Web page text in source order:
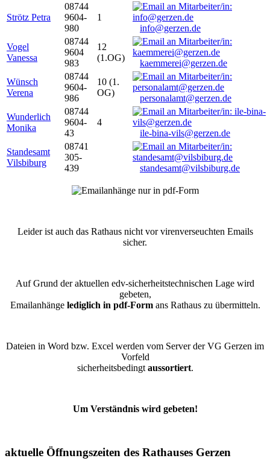
Strötz Petra
08744
9604-
980
1
info@gerzen.de
Vogel
Vanessa
08744
9604
983
12
(1.OG)
kaemmerei@gerzen.de
Wünsch
Verena
08744
9604-
986
10 (1.
OG)
personalamt@gerzen.de
Wunderlich
Monika
08744
9604-
43
4
ile-bina-vils@gerzen.de
Standesamt
Vilsbiburg
08741
305-
439
standesamt@vilsbiburg.de
Leider ist auch das Rathaus nicht vor virenverseuchten Emails
sicher.
Auf Grund der aktuellen edv-sicherheitstechnischen Lage wird
gebeten,
Emailanhänge lediglich in pdf-Formans Rathaus zu übermitteln.
Dateien in Word bzw. Excel werden vom Server der VG Gerzen im
Vorfeld
sicherheitsbedingt aussortiert.
Um Verständnis wird gebeten!
aktuelle Öffnungszeiten des Rathauses Gerzen